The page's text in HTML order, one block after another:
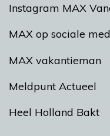
Instagram MAX
MAX op sociale
MAX vakantieman
Meldpunt Actueel
Heel Holland Bakt